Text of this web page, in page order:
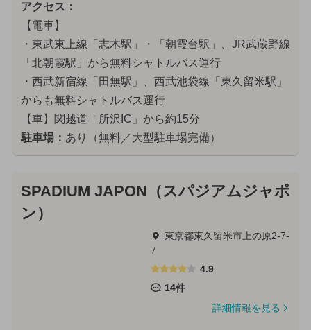
アクセス：
【電車】
・東武東上線「志木駅」・「朝霞台駅」、JR武蔵野線
「北朝霞駅」から無料シャトルバス運行
・西武新宿線「田無駅」、西武池袋線「東久留米駅」
からも無料シャトルバス運行
【車】関越道「所沢IC」から約15分
駐車場： あり（無料／大型駐車場完備）
SPADIUM JAPON（スパジアムジャポ
ン）
東京都東久留米市上の原2-7-
7
4.9
14件
詳細情報を見る